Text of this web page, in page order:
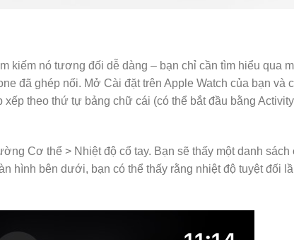
kiếm nó tương đối dễ dàng – bạn chỉ cần tìm hiểu qua
đã ghép nối. Mở Cài đặt trên Apple Watch của bạn và
theo thứ tự bảng chữ cái (có thể bắt đầu bằng
Cơ thể > Nhiệt độ cổ tay. Bạn sẽ thấy một danh sách
hình bên dưới, bạn có thể thấy rằng nhiệt độ tuyệt đối